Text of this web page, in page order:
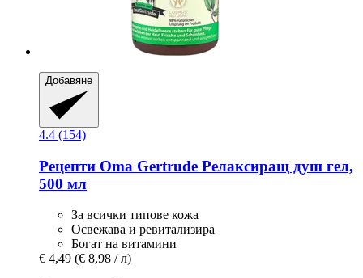
Добавяне
4.4 (154)
Рецепти Oma Gertrude Релаксиращ душ гел,
500 мл
За всички типове кожа
Освежава и ревитализира
Богат на витамини
€ 4,49 (€ 8,98 / л)